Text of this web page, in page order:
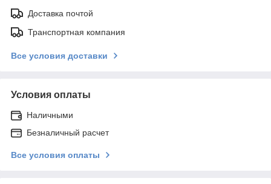
Доставка почтой
Транспортная компания
Все условия доставки
Условия оплаты
Наличными
Безналичный расчет
Все условия оплаты